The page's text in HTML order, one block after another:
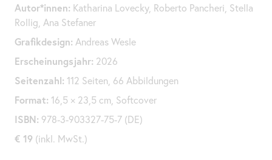
Autor*innen: Katharina Lovecky, Roberto Pancheri, Stella
Rollig, Ana Stefaner
Grafikdesign: Andreas Wesle
Erscheinungsjahr: 2026
Seitenzahl: 112 Seiten, 66 Abbildungen
Format: 16,5 × 23,5 cm, Softcover
ISBN: 978-3-903327-75-7 (DE)
€ 19 (inkl. MwSt.)